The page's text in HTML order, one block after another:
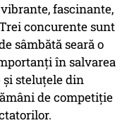
fascinante,
concurente sunt
sâmbătă seară o
în salvarea
steluțele din
de competiție